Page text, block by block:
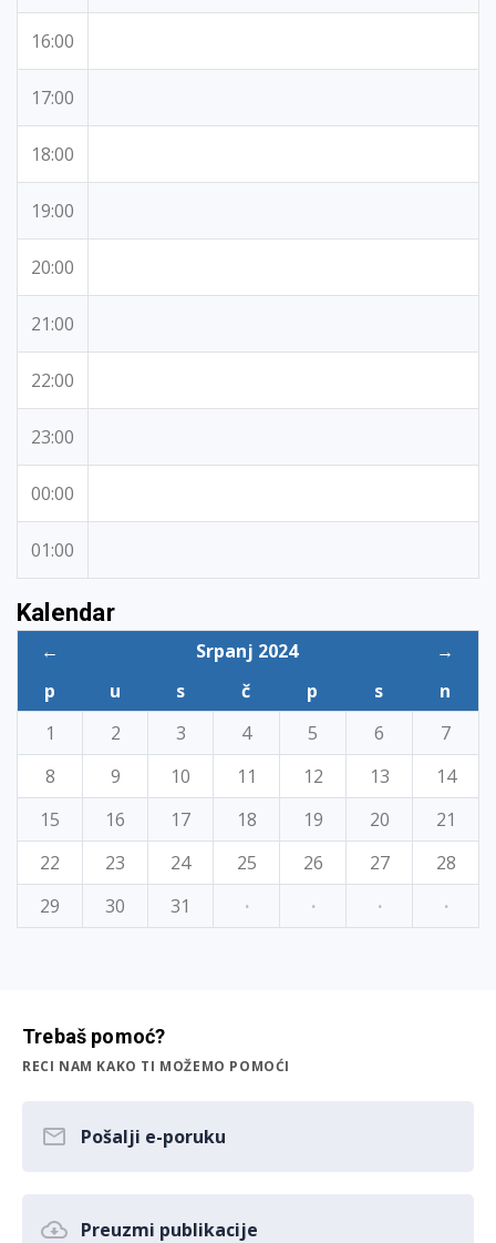
16:00
17:00
18:00
19:00
20:00
21:00
22:00
23:00
00:00
01:00
Kalendar
← Srpanj 2024
→
p
u s č p s
n
1
2 3 4 5 6
7
8
9 10 11 12 13
14
15
16 17 18 19 20
21
22
23 24 25 26 27
28
29
30 31 · · · ·
Trebaš pomoć?
RECI NAM KAKO TI MOŽEMO POMOĆI
Pošalji e-poruku
Preuzmi publikacije